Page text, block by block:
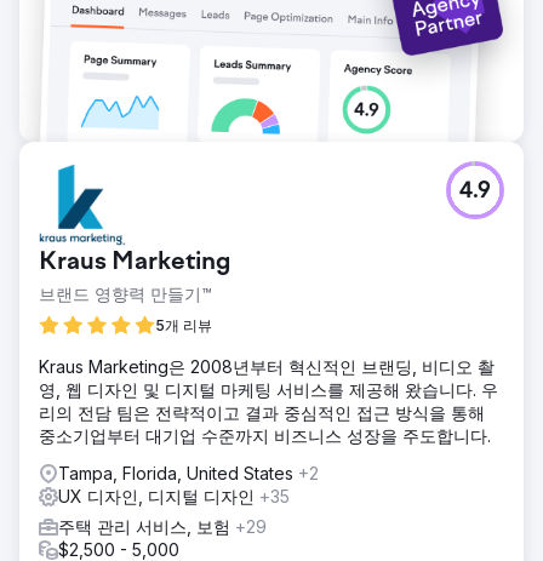
Kraus Marketing
브랜드 영향력 만들기™
5개 리뷰
4.9
Kraus Marketing은 2008년부터 혁신적인 브랜딩, 비디오 촬
영, 웹 디자인 및 디지털 마케팅 서비스를 제공해 왔습니다. 우
리의 전담 팀은 전략적이고 결과 중심적인 접근 방식을 통해
중소기업부터 대기업 수준까지 비즈니스 성장을 주도합니다.
Tampa, Florida, United States +2
UX 디자인, 디지털 디자인 +35
주택 관리 서비스, 보험 +29
$2,500 - 5,000